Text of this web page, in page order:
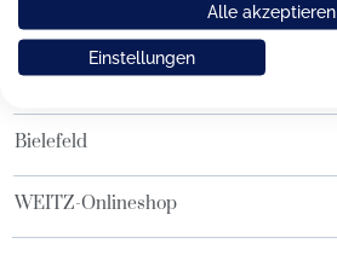
Hamburg am Neuen Wall
Hamburg AEZ
Bielefeld
WEITZ-Onlineshop
Alle akzeptieren
Einstellungen